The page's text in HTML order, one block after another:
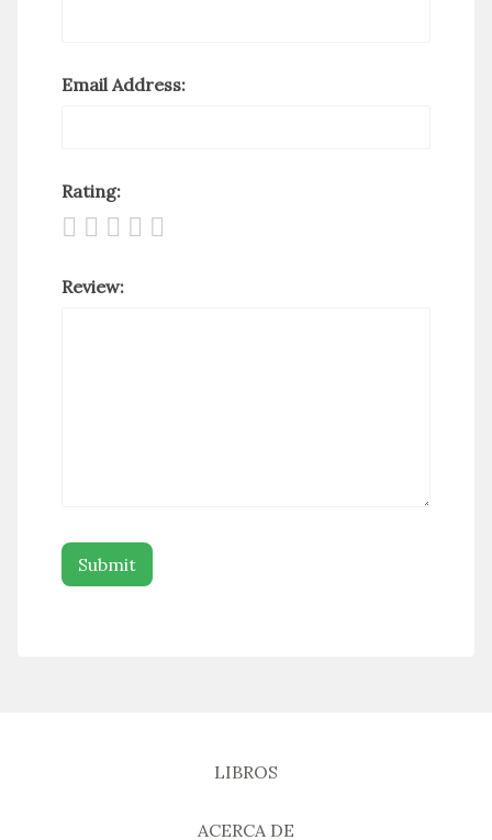
Email Address:
Rating:
Review:
LIBROS
ACERCA DE